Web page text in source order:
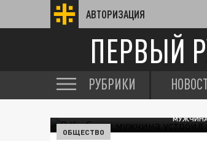
АВТОРИЗАЦИЯ
ПЕРВЫЙ
РУБРИКИ
МУЖЧИНА
ОБЩЕСТВО